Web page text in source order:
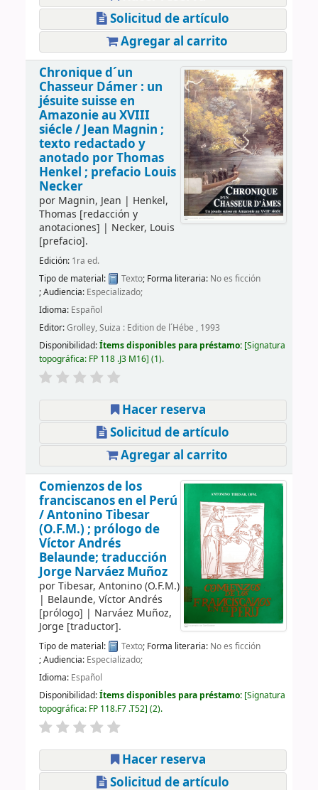
Solicitud de artículo
Agregar al carrito
Chronique d´un
Chasseur Dámer : un
jésuite suisse en
Amazonie au XVIII
siécle /Jean Magnin ;
texto redactado y
anotado por Thomas
Henkel ; prefacio Louis
Necker
por Magnin, Jean | Henkel,
Thomas [redacción y
anotaciones] | Necker, Louis
[prefacio].
Edición: 1ra ed.
Tipo de material:
Texto; Forma literaria: No es ficción
; Audiencia: Especializado;
Idioma: Español
Editor:Grolley, Suiza : Edition de l´Hébe , 1993
Disponibilidad:Ítems disponibles para préstamo: Signatura
topográfica: FP 118 .J3 M16 (1).
Hacer reserva
Solicitud de artículo
Agregar al carrito
Comienzos de los
franciscanos en el Perú
/Antonino Tibesar
(O.F.M.) ; prólogo de
Víctor Andrés
Belaunde; traducción
Jorge Narváez Muñoz
porTibesar, Antonino (O.F.M.)
| Belaunde, Víctor Andrés
[prólogo] | Narváez Muñoz,
Jorge[traductor].
Tipo de material: Texto; Forma literaria: No es ficción
; Audiencia: Especializado;
Idioma: Español
Disponibilidad:Ítems disponibles para préstamo: Signatura
topográfica: FP 118.F7 .T52 (2).
Hacer reserva
Solicitud de artículo